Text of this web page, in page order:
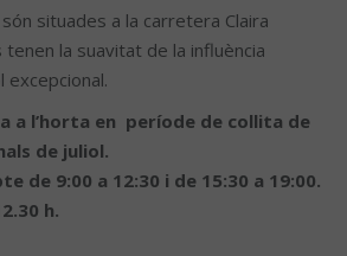
situades a la carretera Claira
la suavitat de la influència
excepcional.
a l’horta en període de collita de
de juliol.
de 9:00 a 12:30 i de 15:30 a 19:00.
h.